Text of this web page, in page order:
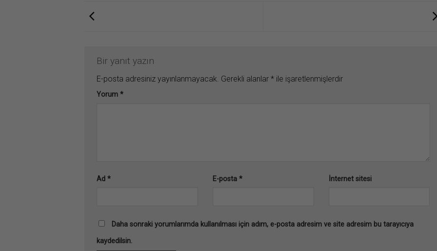
Bir yanıt yazın
E-posta adresiniz yayınlanmayacak. Gerekli alanlar * ile işaretlenmişlerdir
Yorum *
Ad * E-posta * İnternet sitesi
Daha sonraki yorumlarımda kullanılması için adım, e-posta adresim ve site adresim bu tarayıcıya
kaydedilsin.